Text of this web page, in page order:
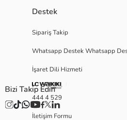
Ana Kumaş:
Destek
Sipariş Takip
Whatsapp Destek Whatsapp
İşaret Dili Hizmeti
444 4 529
İletişim Formu
Bizi Takip Edin